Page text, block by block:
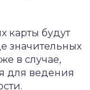
карты будут
значительных
в случае,
для ведения